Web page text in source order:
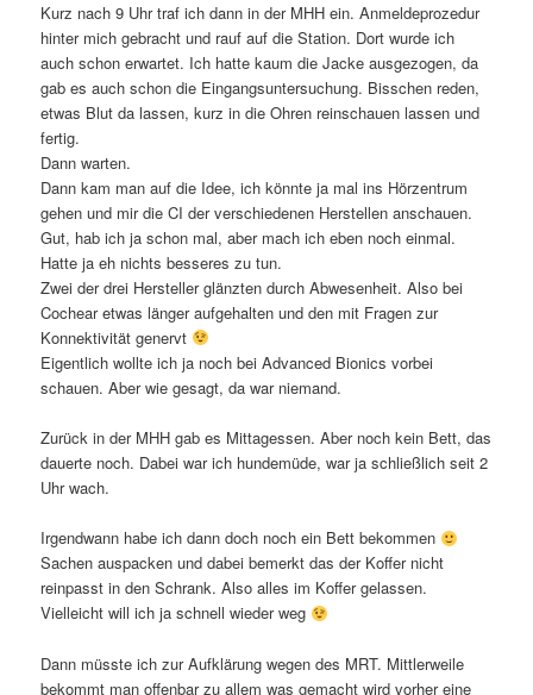
Kurz nach 9 Uhr traf ich dann in der MHH ein. Anmeldeprozedur
hinter mich gebracht und rauf auf die Station. Dort wurde ich
auch schon erwartet. Ich hatte kaum die Jacke ausgezogen, da
gab es auch schon die Eingangsuntersuchung. Bisschen reden,
etwas Blut da lassen, kurz in die Ohren reinschauen lassen und
fertig.
Dann warten.
Dann kam man auf die Idee, ich könnte ja mal ins Hörzentrum
gehen und mir die CI der verschiedenen Herstellen anschauen.
Gut, hab ich ja schon mal, aber mach ich eben noch einmal.
Hatte ja eh nichts besseres zu tun.
Zwei der drei Hersteller glänzten durch Abwesenheit. Also bei
Cochear etwas länger aufgehalten und den mit Fragen zur
Konnektivität genervt
Eigentlich wollte ich ja noch bei Advanced Bionics vorbei
schauen. Aber wie gesagt, da war niemand.
Zurück in der MHH gab es Mittagessen. Aber noch kein Bett, das
dauerte noch. Dabei war ich hundemüde, war ja schließlich seit 2
Uhr wach.
Irgendwann habe ich dann doch noch ein Bett bekommen
Sachen auspacken und dabei bemerkt das der Koffer nicht
reinpasst in den Schrank. Also alles im Koffer gelassen.
Vielleicht will ich ja schnell wieder weg
Dann müsste ich zur Aufklärung wegen des MRT. Mittlerweile
bekommt man offenbar zu allem was gemacht wird vorher eine